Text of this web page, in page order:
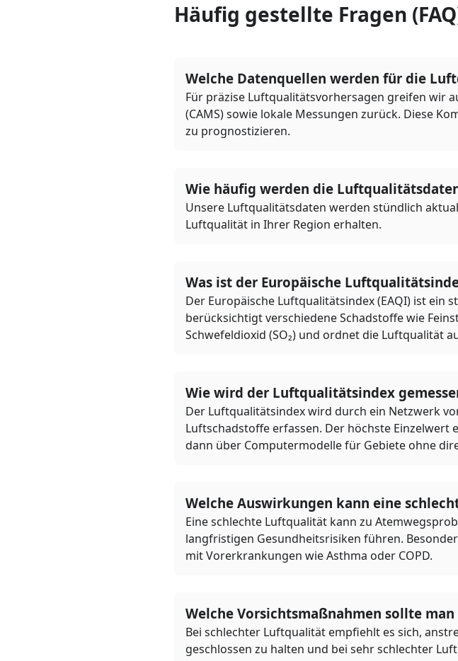
Häufig gestellte Fragen
Welche Datenquellen werden für die
Für präzise Luftqualitätsvorhersagen greifen wir
(CAMS) sowie lokale Messungen zurück. Diese
zu prognostizieren.
Wie häufig werden die
Unsere Luftqualitätsdaten werden stündlich
Luftqualität in Ihrer Region erhalten.
Was ist der Europäische
Der Europäische Luftqualitätsindex (EAQI) ist
berücksichtigt verschiedene Schadstoffe wie
Schwefeldioxid (SO₂) und ordnet die Luftqualität
Wie wird der Luftqualitätsindex
Der Luftqualitätsindex wird durch ein Netzwerk
Luftschadstoffe erfassen. Der höchste Einzelwert
dann über Computermodelle für Gebiete ohne
Welche Auswirkungen kann eine
Eine schlechte Luftqualität kann zu
langfristigen Gesundheitsrisiken führen.
mit Vorerkrankungen wie Asthma oder COPD.
Welche Vorsichtsmaßnahmen sollte
Bei schlechter Luftqualität empfiehlt es sich,
geschlossen zu halten und bei sehr schlechter